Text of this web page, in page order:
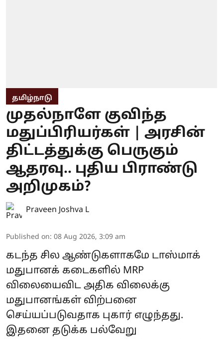
தமிழ்நாடு
முதல்நாளே குவிந்த
மதுப்பிரியர்கள் | அரசின்
திட்டத்துக்கு பெருகும்
ஆதரவு.. புதிய பிராண்டு
அறிமுகம்?
Praveen Joshva L
Published on: 08 Aug 2026, 3:09 am
கடந்த சில ஆண்டுகளாகமே டாஸ்மாக்
மதுபானக் கடைகளில் MRP
விலையைவிட அதிக விலைக்கு
மதுபானங்கள் விற்பனை
செய்யப்படுவதாக புகார் எழுந்தது.
இதனை தடுக்க பல்வேறு